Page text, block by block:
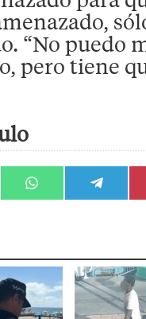
“No puedo
pero tiene
Compartir
en
Compartir
en